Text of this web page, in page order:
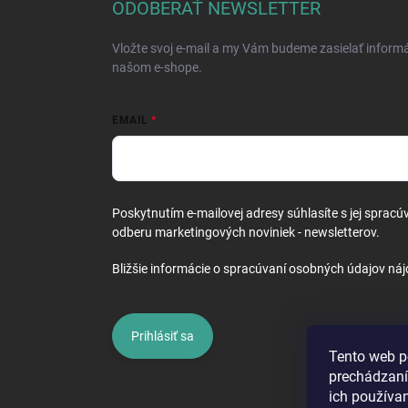
Tento web
ich
ODOBERAŤ NEWSLETTER
Vložte svoj e-mail a my Vám budeme zasielať
našom e-shope.
EMAIL
Poskytnutím e-mailovej adresy súhlasíte s jej
odberu marketingových noviniek - newsletterov.
Bližšie informácie o spracúvaní osobných údajov
Prihlásiť sa